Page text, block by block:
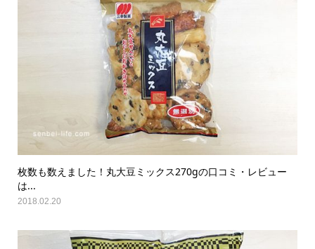
枚数も数えました！丸大豆ミックス270gの口コミ・レビュー
は...
2018.02.20